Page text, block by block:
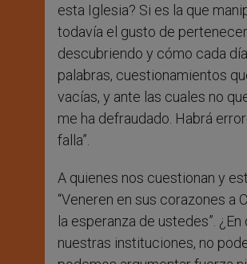
esta Iglesia? Si es la que
todavía el gusto de
descubriendo y cómo cada
palabras, cuestionamientos
vacías, y ante las cuales no
me ha defraudado. Habrá
falla”.
A quienes nos cuestionan y
“Veneren en sus corazones a
la esperanza de ustedes”.
nuestras instituciones, no